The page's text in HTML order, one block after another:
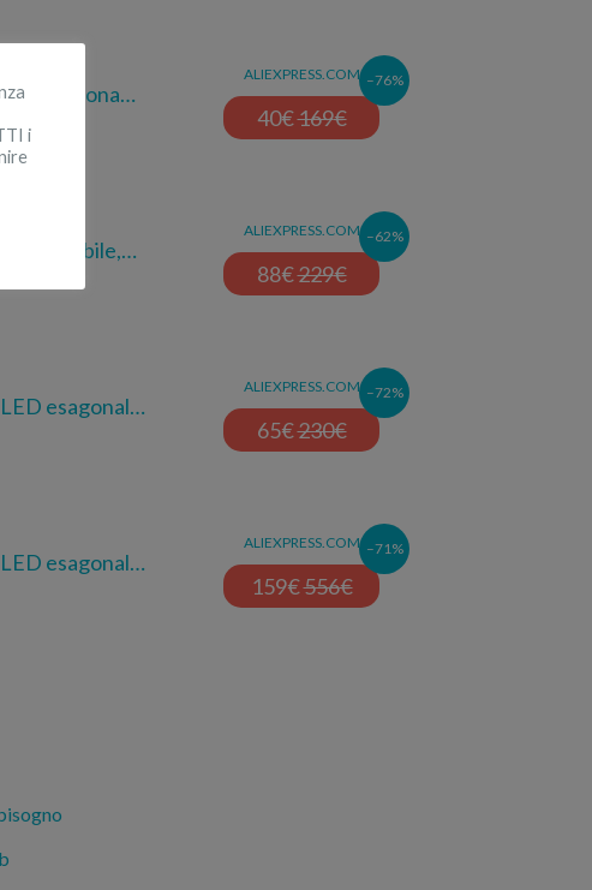
ALIEXPRESS.COM
40€169€
–76%
regolabile,…
ALIEXPRESS.COM
88€229€
–62%
esagonal…
ALIEXPRESS.COM
65€230€
–72%
esagonal…
ALIEXPRESS.COM
159€556€
–71%
i